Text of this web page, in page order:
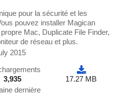
pour la sécurité et les
pouvez installer Magican
Mac, Duplicate File Finder,
de réseau et plus.
2015
3,935
dernière
17.27 MB